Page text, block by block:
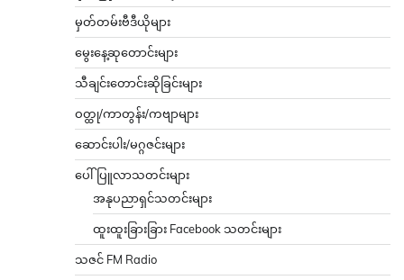
မှတ်တမ်းဗီဒီယိုများ
မွေးနေ့ဆုတောင်းများ
သီချင်းတောင်းဆိုခြင်းများ
ဝတ္ထု/ကာတွန်း/ကဗျာများ
ဆောင်းပါး/မဂ္ဂဇင်းများ
ပေါ်ပြူလာသတင်းများ
အနုပညာရှင်သတင်းများ
ထူးထူးခြားခြား Facebook သတင်းများ
သဇင် FM Radio